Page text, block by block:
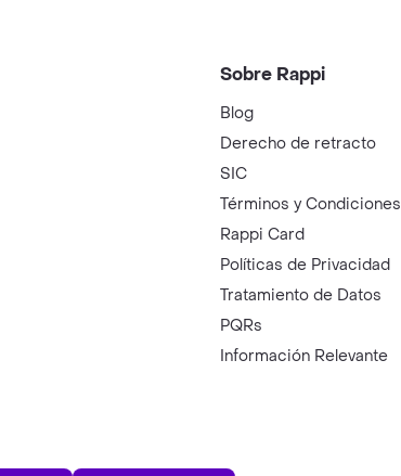
Sobre Rappi
Blog
Derecho de retracto
SIC
Términos y Condiciones
Rappi Card
Políticas de Privacidad
Tratamiento de Datos
PQRs
Información Relevante